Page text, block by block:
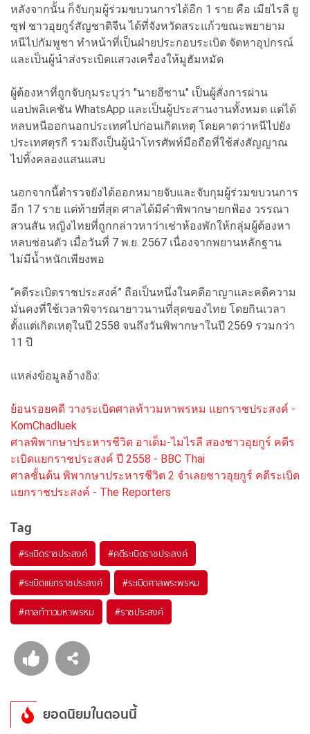
หลังจากนั้น ก็จับกุมผู้ร่วมขบวนการได้อีก 1 ราย คือ เมียไรลี ยู
ซุฟ ชาวอุยกูร์สัญชาติจีน ได้ที่จังหวัดสระแก้วขณะพยายาม
หนีไปกัมพูชา ทำหน้าที่เป็นฝ่ายประกอบระเบิด จัดหาอุปกรณ์
และเป็นผู้นำส่งระเบิดแสวงเครื่องให้มูฮัมหมัด
ผู้ต้องหาที่ถูกจับกุมระบุว่า "นายอีซาน" เป็นผู้สั่งการผ่าน
แอปพลิเคชัน WhatsApp และเป็นผู้ประสานงานทั้งหมด แต่ได้
หลบหนีออกนอกประเทศไปก่อนเกิดเหตุ โดยคาดว่าหนีไปยัง
ประเทศตุรกี รวมถึงเป็นผู้นำโทรศัพท์มือถือที่ใช้ส่งสัญญาณ
ไปทิ้งคลองแสนแสบ
นอกจากนี้ตำรวจยังได้ออกหมายจับและจับกุมผู้ร่วมขบวนการ
อีก 17 ราย แต่ท้ายที่สุด ศาลได้มีคำพิพากษายกฟ้อง วรรณา
สวนสัน หญิงไทยที่ถูกกล่าวหาว่าเช่าห้องพักให้กลุ่มผู้ต้องหา
หลบซ่อนตัว เมื่อวันที่ 7 พ.ย. 2567 เนื่องจากพยานหลักฐาน
ไม่มีน้ำหนักเพียงพอ
“คดีระเบิดราชประสงค์” ถือเป็นหนึ่งในคดีอาญาและคดีความ
มั่นคงที่ใช้เวลาพิจารณายาวนานที่สุดของไทย โดยกินเวลา
ตั้งแต่เกิดเหตุในปี 2558 จนถึงวันพิพากษาในปี 2569 รวมกว่า
11 ปี
แหล่งข้อมูลอ้างอิง:
ย้อนรอยคดี วางระเบิดศาลท้าวมหาพรหม แยกราชประสงค์ -
KomChadluek
ศาลพิพากษาประหารชีวิต อาเด็ม-ไมไรลี สองชาวอุยกูร์ คดีร
ะเบิดแยกราชประสงค์ ปี 2558 - BBC Thai
ศาลชั้นต้น พิพากษาประหารชีวิต 2 จำเลยชาวอุยกูร์ คดีระเบิด
แยกราชประสงค์ - The Reporters
Tag
#ระเบิดราชประสงค์ #คดีระเบิดราชประสงค์
#ระเบิดแยกราชประสงค์ #ระเบิดศาลพระพรหม
#ศาลท้าาวมหาพรหม #ราชประสงค์
ยอดนิยมในตอนนี้